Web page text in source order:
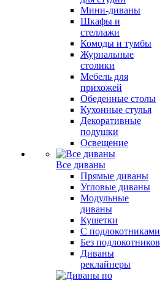
Мини-диваны
Шкафы и
стеллажи
Комоды и тумбы
Журнальные
столики
Мебель для
прихожей
Обеденные столы
Кухонные стулья
Декоративные
подушки
Освещение
Все диваны
Прямые диваны
Угловые диваны
Модульные
диваны
Кушетки
С подлокотниками
Без подлокотников
Диваны
реклайнеры